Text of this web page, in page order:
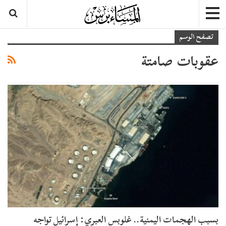
تصفح الوسم
عقوبات صامتة
بسبب الهجمات اليمنية.. غلوبس العبري: إسرائيل تواجه